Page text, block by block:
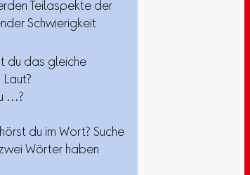
Teilaspekte der
Schwierigkeit
du das gleiche
…?
du im Wort? Suche
Wörter haben